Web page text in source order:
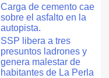
Carga de cemento cae
sobre el asfalto en la
autopista.
SSP libera a tres
presuntos ladrones y
genera malestar de
habitantes de La Perla